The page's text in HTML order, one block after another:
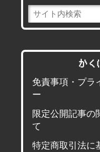
かく
免責事項・プラ
ー
限定公開記事の
て
特定商取引法に